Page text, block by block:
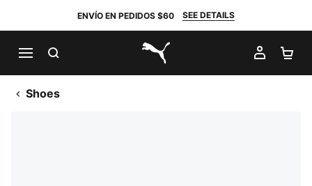
ENVÍO EN PEDIDOS $60 SEE DETAILS
PUMA.com
MI
Shoes